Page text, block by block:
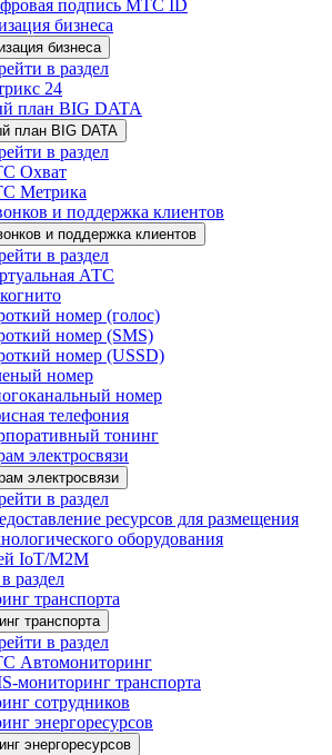
подпись МТС ID
бизнеса
бизнеса
в раздел
24
план BIG DATA
план BIG DATA
в раздел
Охват
Метрика
и поддержка клиентов
и поддержка клиентов
в раздел
АТС
номер (голос)
номер (SMS)
номер (USSD)
номер
номер
телефония
тонинг
электросвязи
электросвязи
в раздел
ресурсов для размещения
оборудования
IoT/M2M
раздел
транспорта
транспорта
в раздел
Автомониторинг
мониторинг транспорта
сотрудников
энергоресурсов
энергоресурсов